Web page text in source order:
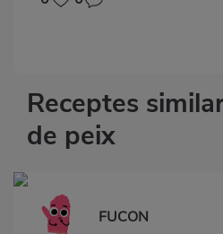
Receptes
de peix
FUCON